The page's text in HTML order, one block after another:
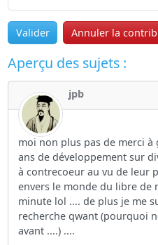
Valider Annuler la
Aperçu des sujets :
jpb
moi non plus pas de merci à
ans de développement sur
à contrecoeur au vu de leur
envers le monde du libre de
minute lol .... de plus je me
recherche qwant (pourquoi
avant ....) ....